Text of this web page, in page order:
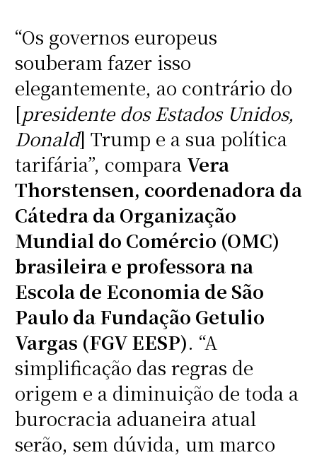
“Os governos europeus
souberam fazer isso
elegantemente, ao contrário do
[presidente dos Estados Unidos,
Donald] Trump e a sua política
tarifária”, compara Vera
Thorstensen, coordenadora da
Cátedra da Organização
Mundial do Comércio (OMC)
brasileira e professora na
Escola de Economia de São
Paulo da Fundação Getulio
Vargas (FGV EESP). “A
simplificação das regras de
origem e a diminuição de toda a
burocracia aduaneira atual
serão, sem dúvida, um marco